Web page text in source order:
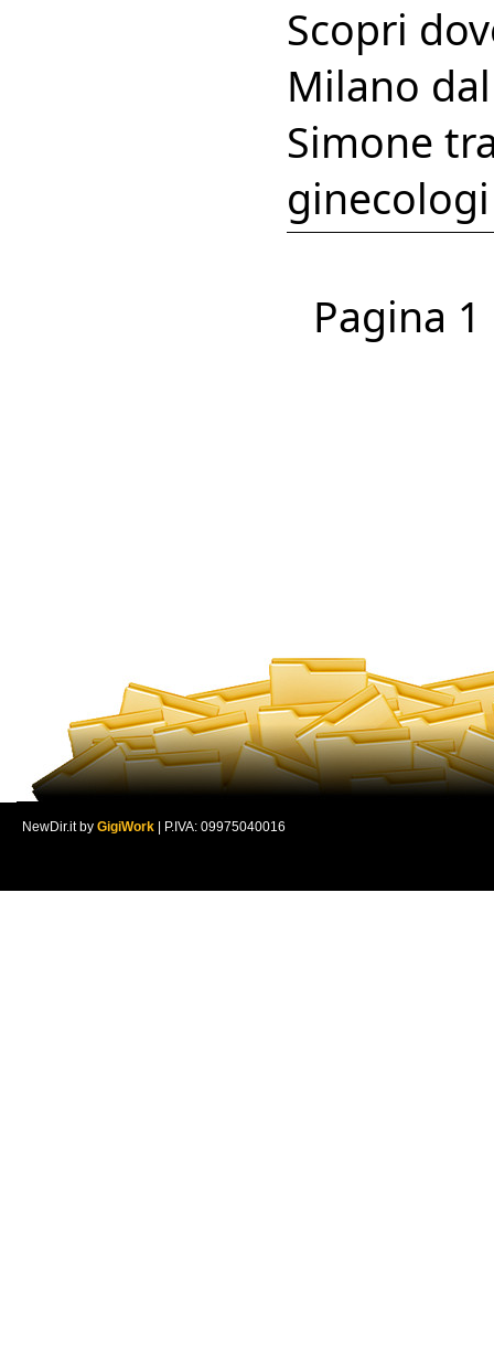
Scopri
Milano
Simone
ginecologi
Pagina
NewDir.it by GigiWork | P.IVA: 09975040016